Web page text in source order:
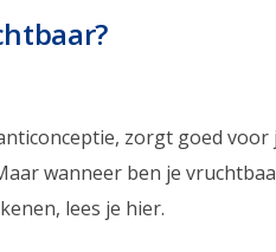
zorgt goed voor
wanneer ben je
lees je hier.